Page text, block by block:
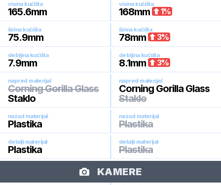
visina kućišta
165.6mm
visina kućišta
168mm 1%
širina kućišta
75.9mm
širina kućišta
78mm 3%
debljina kućišta
7.9mm
debljina kućišta
8.1mm 3%
napred materijal
Corning Gorilla Glass
Staklo
napred materijal
Corning Gorilla Glass
Staklo
nazad materijal
Plastika
nazad materijal
Plastika
detalji materijal
Plastika
detalji materijal
Plastika
KAMERE